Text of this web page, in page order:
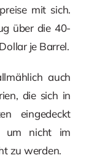
mit sich.
über die 40-
je Barrel.
auch
die sich in
eingedeckt
um nicht im
zu werden.